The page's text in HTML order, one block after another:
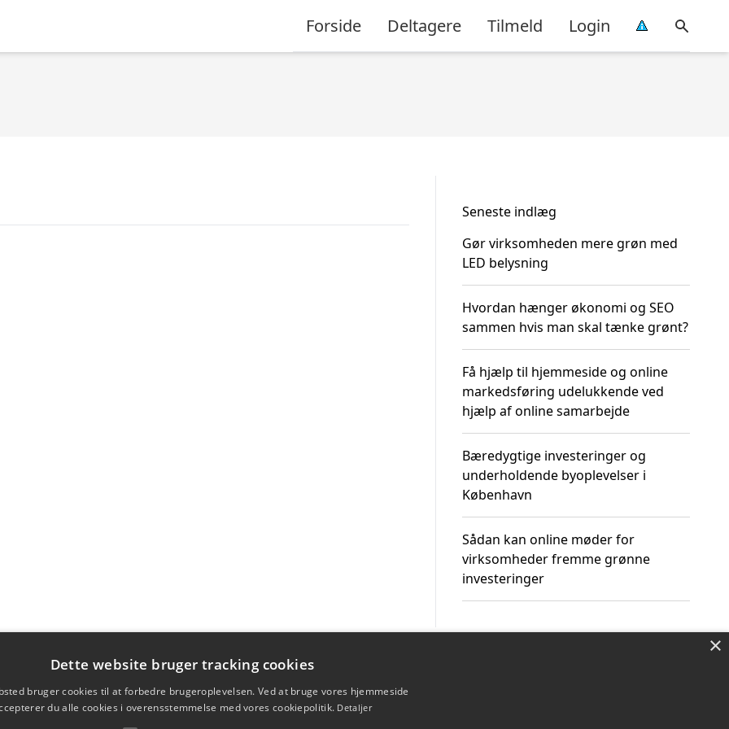
Forside Deltagere Tilmeld Login
Seneste indlæg
Gør virksomheden mere grøn med
LED belysning
Hvordan hænger økonomi og SEO
sammen hvis man skal tænke grønt?
Få hjælp til hjemmeside og online
markedsføring udelukkende ved
hjælp af online samarbejde
Bæredygtige investeringer og
underholdende byoplevelser i
København
Sådan kan online møder for
virksomheder fremme grønne
investeringer
×
Dette website bruger tracking cookies
bruger cookies til at forbedre brugeroplevelsen. Ved at bruge vores hjemmeside
du alle cookies i overensstemmelse med vores cookiepolitik. Detaljer